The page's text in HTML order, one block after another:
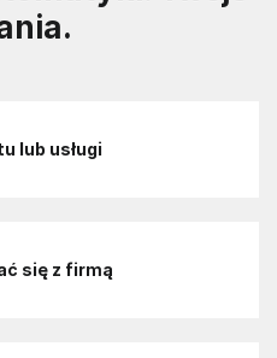
lub usługi
się z firmą